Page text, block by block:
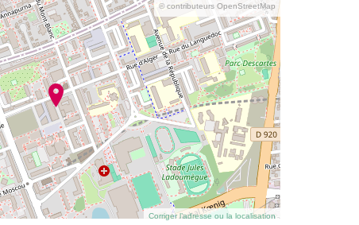
© contributeurs OpenStreetMap
Corriger l’adresse ou la localisation